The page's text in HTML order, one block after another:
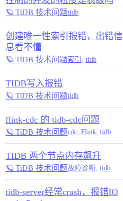
🪐 TiDB 技术问题tidb
创建唯一性索引报错，出错信
息看不懂
🪐 TiDB 技术问题索引 tidb
TIDB写入报错
🪐 TiDB 技术问题tidb
flink-cdc 的 tidb-cdc问题
🪐 TiDB 技术问题cdc Flink tidb
TIDB 两个节点内存飙升
🪐 TiDB 技术问题故障诊断 tidb
tidb-server经常crash，报错IO